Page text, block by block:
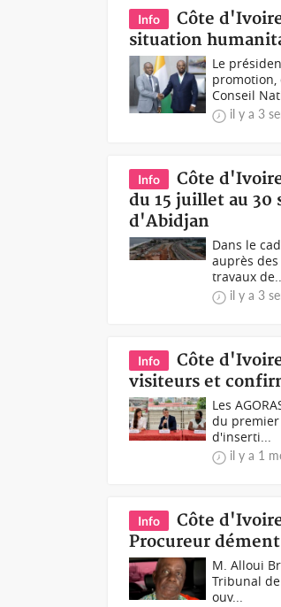
Info
Côte
situation
Le
promotion,
Conseil
il y a 3
Info
Côte
du 15 juillet au 30
d'Abidjan
Dans le
auprès
travaux
il y a 3
Info
Côte
visiteurs et
Les
du premier
d'inserti...
il y a 1
Info
Côte
Procureur
M. Alloui
Tribunal
ouv...